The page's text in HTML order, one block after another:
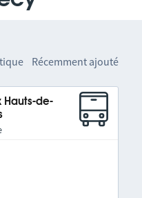
Récemment ajouté
Hauts-de-